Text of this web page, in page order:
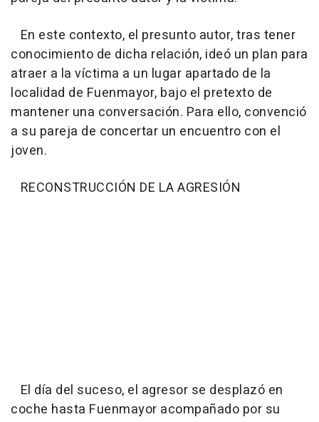
En este contexto, el presunto autor, tras tener
conocimiento de dicha relación, ideó un plan para
atraer a la víctima a un lugar apartado de la
localidad de Fuenmayor, bajo el pretexto de
mantener una conversación. Para ello, convenció
a su pareja de concertar un encuentro con el
joven.
RECONSTRUCCIÓN DE LA AGRESIÓN
El día del suceso, el agresor se desplazó en
coche hasta Fuenmayor acompañado por su